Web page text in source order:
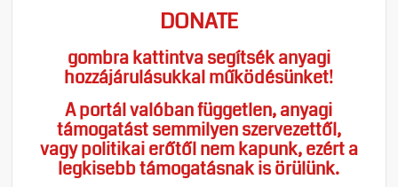
DONATE
gombra kattintva segítsék anyagi
hozzájárulásukkal működésünket!
A portál valóban független, anyagi
támogatást semmilyen szervezettől,
vagy politikai erőtől nem kapunk, ezért a
legkisebb támogatásnak is örülünk.